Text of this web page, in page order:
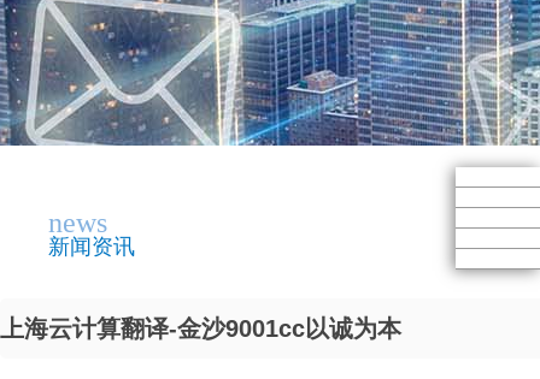
news
新闻资讯
上海云计算翻译-金沙9001cc以诚为本